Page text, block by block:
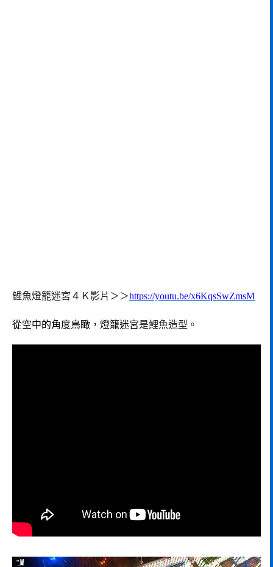
鯉魚燈籠迷宮４Ｋ影片＞＞https://youtu.be/x6KqsSwZmsM
從空中的角度鳥瞰，燈籠迷宮是鯉魚造型。